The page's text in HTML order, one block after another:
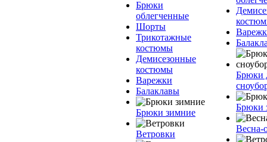
Брюки
облегченные
Шорты
Трикотажные
костюмы
Демисезонные
костюмы
Варежки
Балаклавы
Брюки зимние
Ветровки
Брюки
Брюки
Весна-